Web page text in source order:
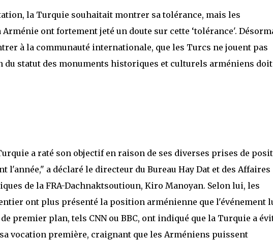
la Turquie souhaitait montrer sa tolérance, mais les
ont fortement jeté un doute sur cette ‘tolérance'.
à la communauté internationale, que les Turcs ne jouent pas
du statut des monuments historiques et culturels arméniens doit
a raté son objectif en raison de ses diverses prises de
l'année," a déclaré le directeur du Bureau Hay Dat et des Affaires
de la FRA-Dachnaktsoutioun, Kiro Manoyan. Selon lui, les
ont plus présenté la position arménienne que l'événement
premier plan, tels CNN ou BBC, ont indiqué que la Turquie a
vocation première, craignant que les Arméniens puissent